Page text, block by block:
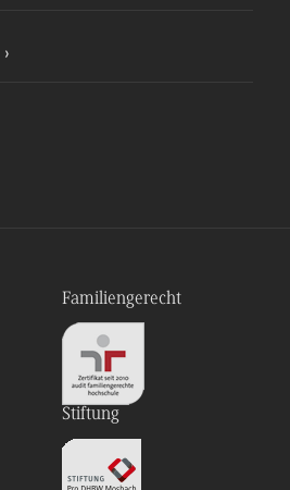
Familiengerecht
Stiftung